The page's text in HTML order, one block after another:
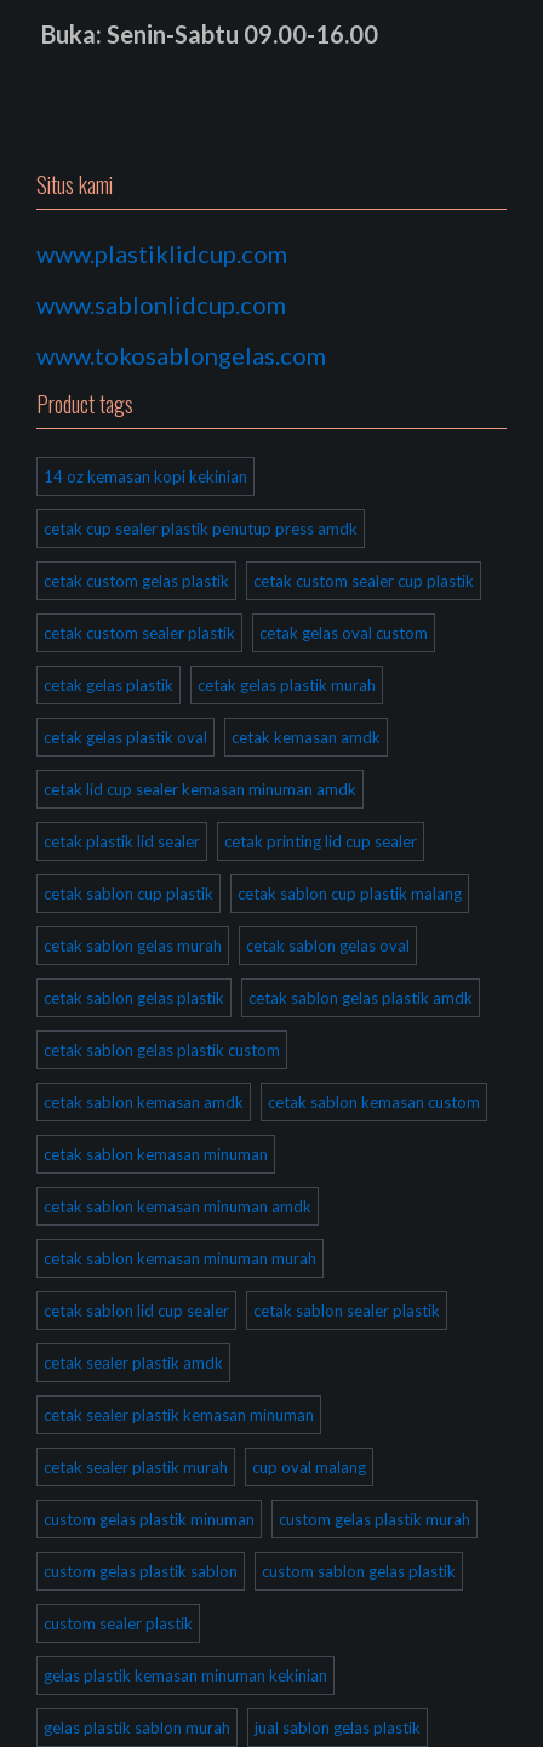
Buka: Senin-Sabtu 09.00-16.00
Situs kami
www.plastiklidcup.com
www.sablonlidcup.com
www.tokosablongelas.com
Product tags
14 oz kemasan kopi kekinian
cetak cup sealer plastik penutup press amdk
cetak custom gelas plastik cetak custom sealer cup plastik
cetak custom sealer plastik cetak gelas oval custom
cetak gelas plastik cetak gelas plastik murah
cetak gelas plastik oval cetak kemasan amdk
cetak lid cup sealer kemasan minuman amdk
cetak plastik lid sealer cetak printing lid cup sealer
cetak sablon cup plastik cetak sablon cup plastik malang
cetak sablon gelas murah cetak sablon gelas oval
cetak sablon gelas plastik cetak sablon gelas plastik amdk
cetak sablon gelas plastik custom
cetak sablon kemasan amdk cetak sablon kemasan custom
cetak sablon kemasan minuman
cetak sablon kemasan minuman amdk
cetak sablon kemasan minuman murah
cetak sablon lid cup sealer cetak sablon sealer plastik
cetak sealer plastik amdk
cetak sealer plastik kemasan minuman
cetak sealer plastik murah cup oval malang
custom gelas plastik minuman custom gelas plastik murah
custom gelas plastik sablon custom sablon gelas plastik
custom sealer plastik
gelas plastik kemasan minuman kekinian
gelas plastik sablon murah jual sablon gelas plastik